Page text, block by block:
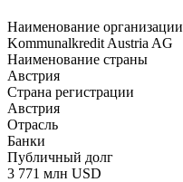
Наименование организации
Kommunalkredit Austria AG
Наименование страны
Австрия
Страна регистрации
Австрия
Отрасль
Банки
Публичный долг
3 771 млн USD